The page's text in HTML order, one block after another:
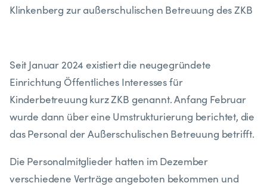
Klinkenberg zuraußerschulischen Betreuung des ZKB
Seit Januar 2024 existiert die neugegründete
Einrichtung Öffentliches Interesses für
Kinderbetreuung kurz ZKB genannt.Anfang Februar
wurde dann über eine Umstrukturierung berichtet, die
das Personal der Außerschulischen Betreuung betrifft.
Die Personalmitglieder hatten im Dezember
verschiedene Verträge angeboten bekommen und